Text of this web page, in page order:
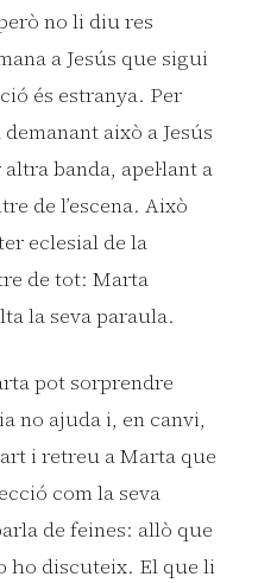
no li diu res
a Jesús que sigui
és estranya. Per
això a Jesús
banda, apel·lant a
de l’escena. Això
eclesial de la
de tot: Marta
la seva paraula.
pot sorprendre
no ajuda i, en canvi,
i retreu a Marta que
com la seva
de feines: allò que
ho discuteix. El que li